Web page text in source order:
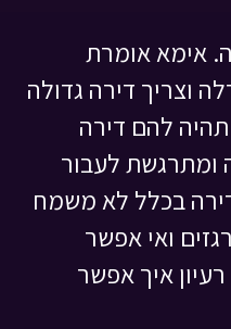
אימא אומרת
וצריך דירה גדולה
להם דירה
לעבור
בכלל לא משמח
ואי אפשר
איך אפשר